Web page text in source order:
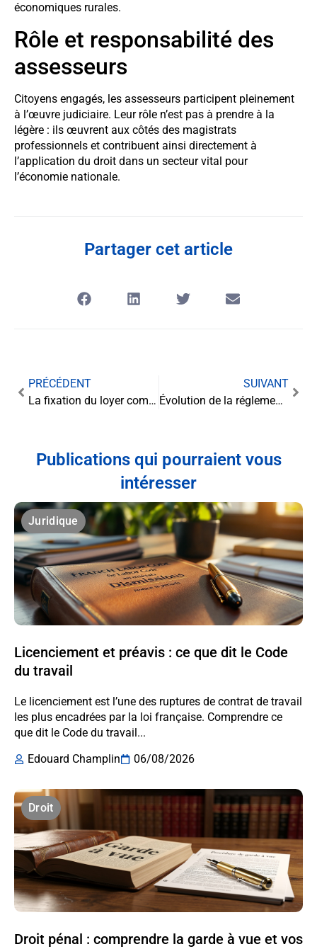
économiques rurales.
Rôle et responsabilité des
assesseurs
Citoyens engagés, les assesseurs participent pleinement
à l’œuvre judiciaire. Leur rôle n’est pas à prendre à la
légère : ils œuvrent aux côtés des magistrats
professionnels et contribuent ainsi directement à
l’application du droit dans un secteur vital pour
l’économie nationale.
Partager cet article
PRÉCÉDENT
La fixation du loyer commercial renouvelé : rôle et pouvoir du juge
SUIVANT
Évolution de la réglementation technique pour l’homologation des véhicules
Publications qui pourraient vous
intéresser
Juridique
Licenciement et préavis : ce que dit le Code
du travail
Le licenciement est l’une des ruptures de contrat de travail
les plus encadrées par la loi française. Comprendre ce
que dit le Code du travail...
Edouard Champlin
06/08/2026
Droit
Droit pénal : comprendre la garde à vue et vos